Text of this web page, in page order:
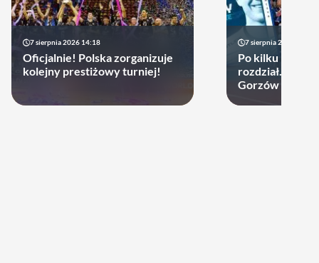
7 sierpnia 2026 14:18
Oficjalnie! Polska zorganizuje
kolejny prestiżowy turniej!
7 sierpnia 2026 13:49
Po kilku latach
rozdział.
Gorzów może